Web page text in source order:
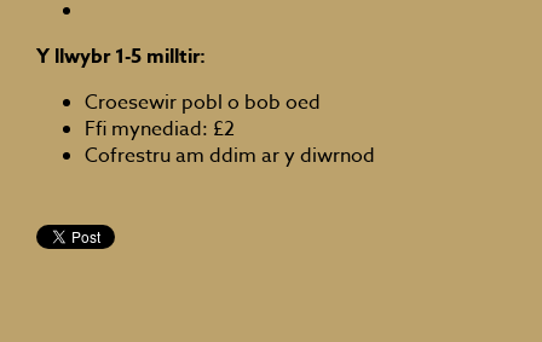
Y llwybr 1-5 milltir:
Croesewir pobl o bob oed
Ffi mynediad: £2
Cofrestru am ddim ar y diwrnod